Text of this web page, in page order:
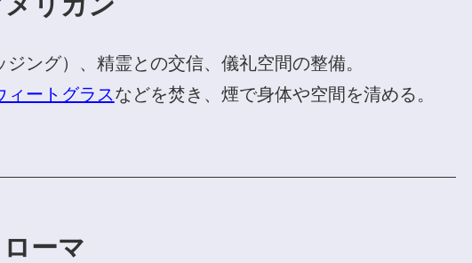
ジング）、精霊との交信、儀礼空間の整備。
ィートグラスなどを焚き、煙で身体や空間を清める。
ーマ